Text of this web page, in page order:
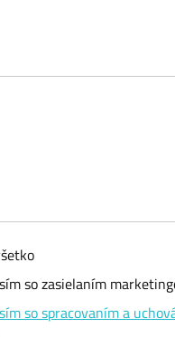
so zasielaním
so spracovaním a